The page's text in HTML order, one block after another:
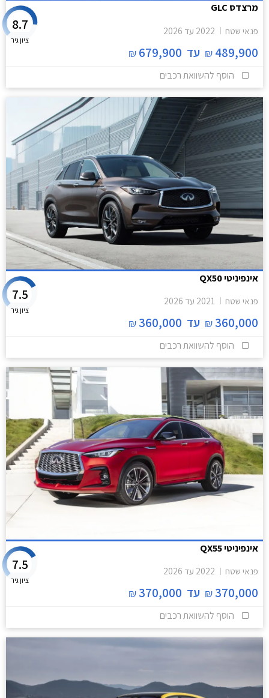
מרצדס GLC
פנאי שטח 2022 עד 2026
489,900
₪ עד 679,900
₪
8.7
ציון גיר
הוסף להשוואת רכבים
אינפיניטי QX50
פנאי שטח 2021 עד 2026
360,000
₪ עד 360,000
₪
7.5
ציון גיר
הוסף להשוואת רכבים
אינפיניטי QX55
פנאי שטח 2022 עד 2026
370,000
₪ עד 370,000
₪
7.5
ציון גיר
הוסף להשוואת רכבים